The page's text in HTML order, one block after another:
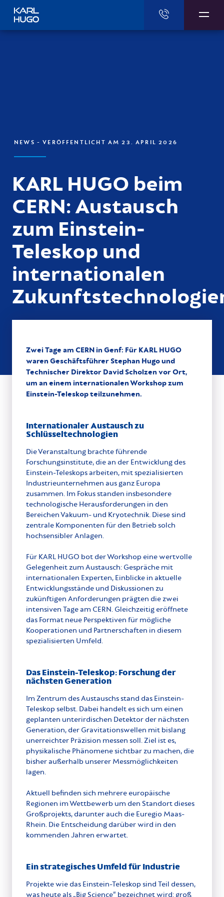
NEWS - VERÖFFENTLICHT AM 23. APRIL 2026
KARL HUGO beim
CERN: Austausch
zum Einstein-
Teleskop und
internationalen
Zwei Tage am CERN in Genf: Für KARL HUGO
waren Geschäftsführer Stephan Hugo und
Technischer Direktor David Scholzen vor Ort,
um an einem internationalen Workshop zum
Einstein-Teleskop teilzunehmen.
Internationaler Austausch zu
Schlüsseltechnologien
Die Veranstaltung brachte führende
Forschungsinstitute, die an der Entwicklung des
Einstein-Teleskops arbeiten, mit spezialisierten
Industrieunternehmen aus ganz Europa
zusammen. Im Fokus standen insbesondere
technologische Herausforderungen in den
Bereichen Vakuum- und Kryotechnik. Diese sind
zentrale Komponenten für den Betrieb solch
hochsensibler Anlagen.
Für KARL HUGO bot der Workshop eine wertvolle
Gelegenheit zum Austausch: Gespräche mit
internationalen Experten, Einblicke in aktuelle
Entwicklungsstände und Diskussionen zu
zukünftigen Anforderungen prägten die zwei
intensiven Tage am CERN. Gleichzeitig eröffnete
das Format neue Perspektiven für mögliche
Kooperationen und Partnerschaften in diesem
spezialisierten Umfeld.
Das Einstein-Teleskop: Forschung der
nächsten Generation
Im Zentrum des Austauschs stand das Einstein-
Teleskop selbst. Dabei handelt es sich um einen
geplanten unterirdischen Detektor der nächsten
Generation, der Gravitationswellen mit bislang
unerreichter Präzision messen soll. Ziel ist es,
physikalische Phänomene sichtbar zu machen, die
bisher außerhalb unserer Messmöglichkeiten
lagen.
Aktuell befinden sich mehrere europäische
Regionen im Wettbewerb um den Standort dieses
Großprojekts, darunter auch die Euregio Maas-
Rhein. Die Entscheidung darüber wird in den
kommenden Jahren erwartet.
Ein strategisches Umfeld für Industrie
Projekte wie das Einstein-Teleskop sind Teil dessen,
was heute als „Big Science“ bezeichnet wird: groß
Karl Hugo